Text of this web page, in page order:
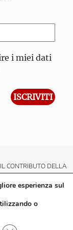
i miei dati
CONTRIBUTO DELLA
esperienza sul
o